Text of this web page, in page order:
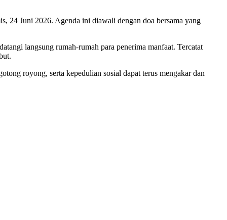
24 Juni 2026. Agenda ini diawali dengan doa bersama yang
langsung rumah-rumah para penerima manfaat. Tercatat
royong, serta kepedulian sosial dapat terus mengakar dan